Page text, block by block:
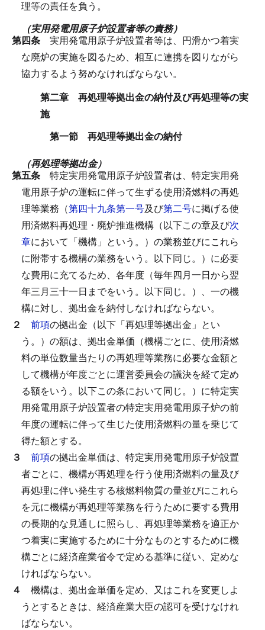
理等の責任を負う。
（実用発電用原子炉設置者等の責務）
第四条 実用発電用原子炉設置者等は、円滑かつ着実
な廃炉の実施を図るため、相互に連携を図りながら
協力するよう努めなければならない。
第二章 再処理等拠出金の納付及び再処理等の実
施
第一節 再処理等拠出金の納付
（再処理等拠出金）
第五条 特定実用発電用原子炉設置者は、特定実用発
電用原子炉の運転に伴って生ずる使用済燃料の再処
理等業務（第四十九条第一号及び第二号に掲げる使
用済燃料再処理・廃炉推進機構（以下この章及び次
章において「機構」という。）の業務並びにこれら
に附帯する機構の業務をいう。以下同じ。）に必要
な費用に充てるため、各年度（毎年四月一日から翌
年三月三十一日までをいう。以下同じ。）、一の機
構に対し、拠出金を納付しなければならない。
２ 前項の拠出金（以下「再処理等拠出金」とい
う。）の額は、拠出金単価（機構ごとに、使用済燃
料の単位数量当たりの再処理等業務に必要な金額と
して機構が年度ごとに運営委員会の議決を経て定め
る額をいう。以下この条において同じ。）に特定実
用発電用原子炉設置者の特定実用発電用原子炉の前
年度の運転に伴って生じた使用済燃料の量を乗じて
得た額とする。
３ 前項の拠出金単価は、特定実用発電用原子炉設置
者ごとに、機構が再処理を行う使用済燃料の量及び
再処理に伴い発生する核燃料物質の量並びにこれら
を元に機構が再処理等業務を行うために要する費用
の長期的な見通しに照らし、再処理等業務を適正か
つ着実に実施するために十分なものとするために機
構ごとに経済産業省令で定める基準に従い、定めな
ければならない。
４ 機構は、拠出金単価を定め、又はこれを変更しよ
うとするときは、経済産業大臣の認可を受けなけれ
ばならない。